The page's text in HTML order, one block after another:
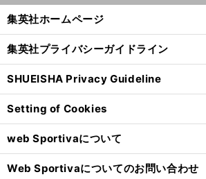
VAR 】
vo .153
集英社ホームページ
集英社プライバシーガイドライン
SHUEISHA Privacy Guideline
Setting of Cookies
web Sportivaについて
Web Sportivaについてのお問い合わせ